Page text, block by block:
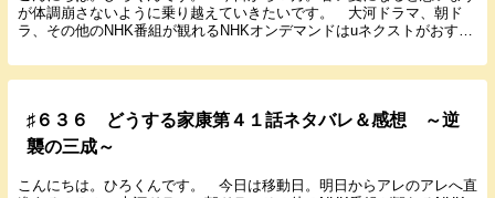
が体調崩さないように乗り越えていきたいです。 大河ドラマ、朝ド
ラ、その他のNHK番組が観れるNHKオンデマンドはuネクストがおすす
♯６３６ どうする家康第４１話ネタバレ＆感想 ～逆
襲の三成～
こんにちは。ひろくんです。 今日は移動日。明日からアレのアレへ直